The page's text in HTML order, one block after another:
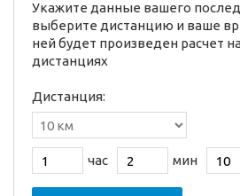
Укажите данные вашего
выберите дистанцию и ваше
ней будет произведен расчет
дистанциях
Дистанция:
час мин